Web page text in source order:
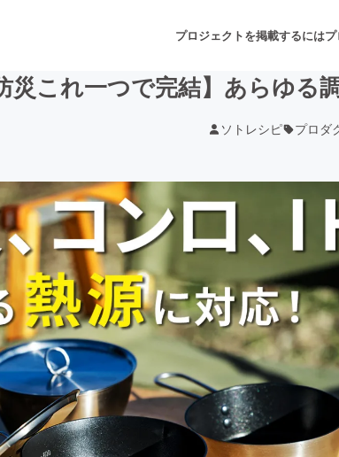
プロジェクトを掲載するにはプ
音楽
ット ゲーム・サービス開発
書籍・雑誌出版
チャレンジ
災これ一つで完結】あらゆる
ソトレシピ プロダ